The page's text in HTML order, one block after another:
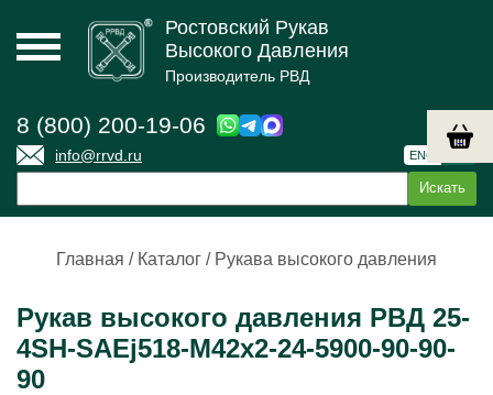
Ростовский Рукав
Высокого Давления
Производитель РВД
8 (800) 200-19-06
info@rrvd.ru ENG
Главная / Каталог / Рукава высокого давления
Рукав высокого давления РВД 25-
4SН-SAEj518-М42х2-24-5900-90-90-
90